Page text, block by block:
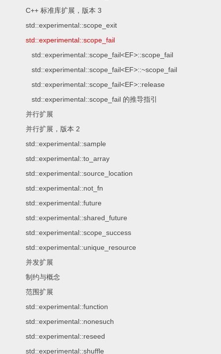
C++ 标准库扩展，版本 3
std::experimental::scope_exit
std::experimental::scope_fail
std::experimental::scope_fail<EF>::scope_fail
std::experimental::scope_fail<EF>::~scope_fail
std::experimental::scope_fail<EF>::release
std::experimental::scope_fail 的推导指引
并行扩展
并行扩展，版本 2
std::experimental::sample
std::experimental::to_array
std::experimental::source_location
std::experimental::not_fn
std::experimental::future
std::experimental::shared_future
std::experimental::scope_success
std::experimental::unique_resource
并发扩展
制约与概念
范围扩展
std::experimental::function
std::experimental::nonesuch
std::experimental::reseed
std::experimental::shuffle